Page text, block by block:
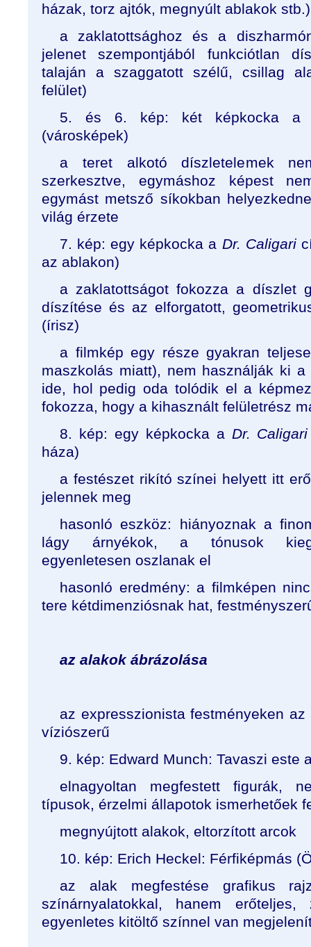
házak, torz ajtók, megnyúlt ablakok stb.)
a zaklatottsághoz és a
jelenet szempontjából funkciótlan
talaján a szaggatott szélű, csillag
felület)
5. és 6. kép: két képkocka
(városképek)
a teret alkotó díszletelemek
szerkesztve, egymáshoz képest
egymást metsző síkokban
világ érzete
7. kép: egy képkocka a Dr. Caligari
az ablakon)
a zaklatottságot fokozza a díszlet
díszítése és az elforgatott,
(írisz)
a filmkép egy része gyakran
maszkolás miatt), nem használják ki
ide, hol pedig oda tolódik el a
fokozza, hogy a kihasznált felületrész
8. kép: egy képkocka a Dr. Caligari
háza)
a festészet rikító színei helyett itt
jelennek meg
hasonló eszköz: hiányoznak a
lágy árnyékok, a tónusok
egyenletesen oszlanak el
hasonló eredmény: a filmképen
tere kétdimenziósnak hat,
az alakok ábrázolása
az expresszionista festményeken
víziószerű
9. kép: Edward Munch: Tavaszi este
elnagyoltan megfestett figurák,
típusok, érzelmi állapotok ismerhetőek
megnyújtott alakok, eltorzított arcok
10. kép: Erich Heckel: Férfiképmás
az alak megfestése grafikus
színárnyalatokkal, hanem
egyenletes kitöltő színnel van